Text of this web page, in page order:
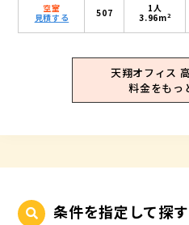
空室
見積する
507
1人
3.96m2
天翔オフィス
料金をもっ
条件を指定して探す